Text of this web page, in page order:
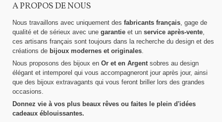
A PROPOS DE NOUS
Nous travaillons avec uniquement des fabricants français, gage de
qualité et de sérieux avec une garantie et un service après-vente,
ces artisans français sont toujours dans la recherche du design et des
créations de bijoux modernes et originales.
Nous proposons des bijoux en Or et en Argentsobres au design
élégant et intemporel qui vous accompagneront jour après jour, ainsi
que des bijoux extravagants qui vous feront briller lors des grandes
occasions.
Donnez vie à vos plus beaux rêves ou faites le plein d'idées
cadeaux éblouissantes.